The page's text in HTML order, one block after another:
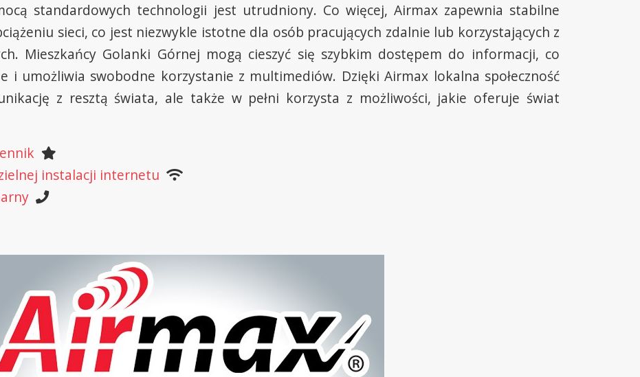
standardowych technologii jest utrudniony. Co więcej, Airmax zapewnia stabilne
sieci, co jest niezwykle istotne dla osób pracujących zdalnie lub korzystających z
Mieszkańcy Golanki Górnej mogą cieszyć się szybkim dostępem do informacji, co
i umożliwia swobodne korzystanie z multimediów. Dzięki Airmax lokalna społeczność
z resztą świata, ale także w pełni korzysta z możliwości, jakie oferuje świat
instalacji internetu